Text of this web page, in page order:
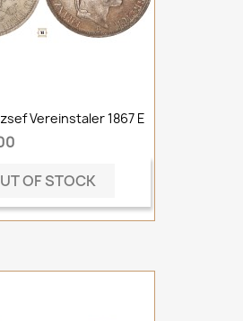
Vereinstaler 1867 E
OF STOCK